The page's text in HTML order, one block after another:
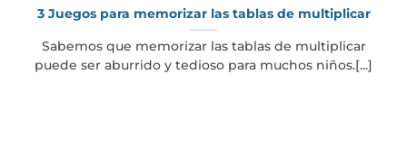
3 Juegos para memorizar las tablas de multiplicar
Sabemos que memorizar las tablas de multiplicar
puede ser aburrido y tedioso para muchos niños.[...]